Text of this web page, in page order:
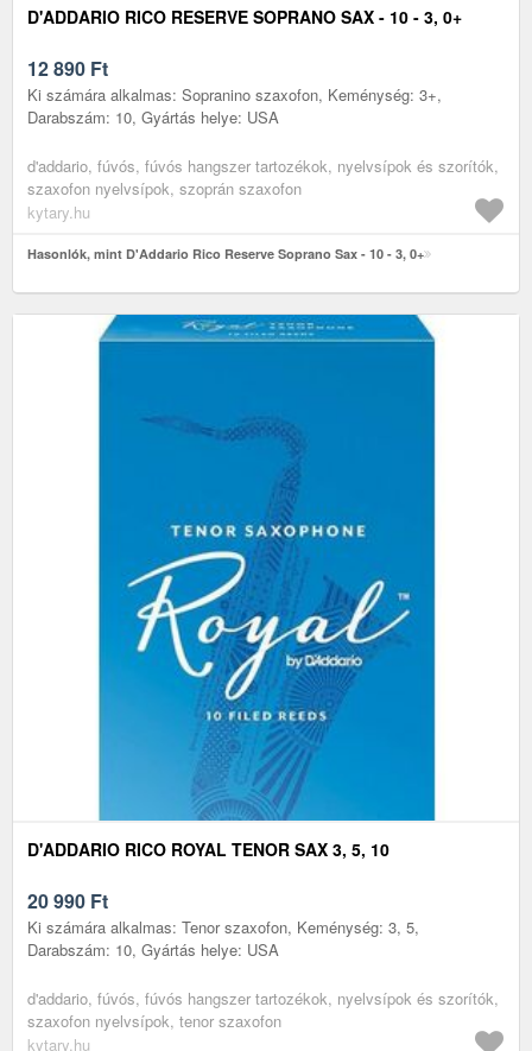
D'ADDARIO RICO RESERVE SOPRANO SAX - 10 - 3, 0+
12 890 Ft
Ki számára alkalmas: Sopranino szaxofon, Keménység: 3+,
Darabszám: 10, Gyártás helye: USA
d'addario, fúvós, fúvós hangszer tartozékok, nyelvsípok és szorítók,
szaxofon nyelvsípok, szoprán szaxofon
kytary.hu
Hasonlók, mint D'Addario Rico Reserve Soprano Sax - 10 - 3, 0+
D'ADDARIO RICO ROYAL TENOR SAX 3, 5, 10
20 990 Ft
Ki számára alkalmas: Tenor szaxofon, Keménység: 3, 5,
Darabszám: 10, Gyártás helye: USA
d'addario, fúvós, fúvós hangszer tartozékok, nyelvsípok és szorítók,
szaxofon nyelvsípok, tenor szaxofon
kytary.hu